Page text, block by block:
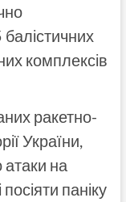
комплексів
ракетно-
України,
на
паніку